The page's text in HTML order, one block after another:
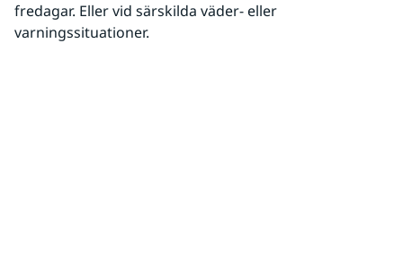
fredagar. Eller vid särskilda väder- eller
varningssituationer.